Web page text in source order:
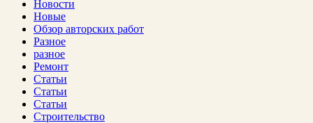
Новости
Новые
Обзор авторских работ
Разное
разное
Ремонт
Статьи
Статьи
Статьи
Строительство